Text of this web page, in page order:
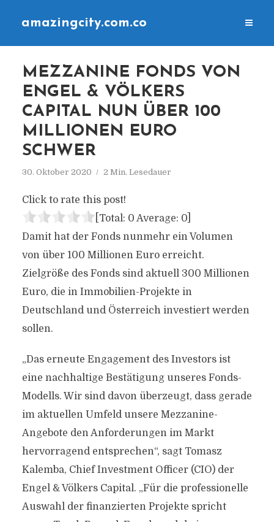
amazingcity.com.co
MEZZANINE FONDS VON
ENGEL & VÖLKERS
CAPITAL NUN ÜBER 100
MILLIONEN EURO
SCHWER
30. Oktober 2020 2 Min. Lesedauer
Click to rate this post!
[Total: 0 Average: 0]
Damit hat der Fonds nunmehr ein Volumen
von über 100 Millionen Euro erreicht.
Zielgröße des Fonds sind aktuell 300 Millionen
Euro, die in Immobilien-Projekte in
Deutschland und Österreich investiert werden
sollen.
„Das erneute Engagement des Investors ist
eine nachhaltige Bestätigung unseres Fonds-
Modells. Wir sind davon überzeugt, dass gerade
im aktuellen Umfeld unsere Mezzanine-
Angebote den Anforderungen im Markt
hervorragend entsprechen“, sagt Tomasz
Kalemba, Chief Investment Officer (CIO) der
Engel & Völkers Capital. „Für die professionelle
Auswahl der finanzierten Projekte spricht